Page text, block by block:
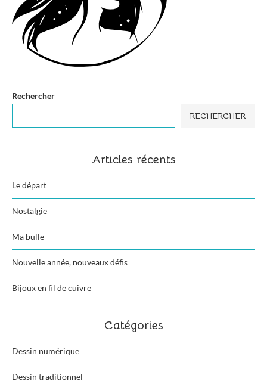
Rechercher
RECHERCHER
Articles récents
Le départ
Nostalgie
Ma bulle
Nouvelle année, nouveaux défis
Bijoux en fil de cuivre
Catégories
Dessin numérique
Dessin traditionnel